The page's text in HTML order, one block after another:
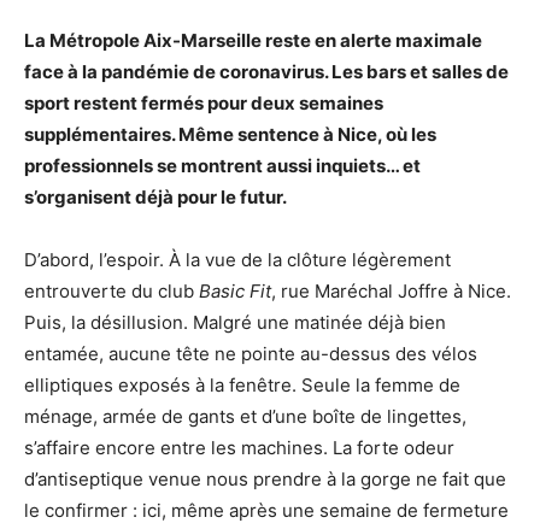
La Métropole Aix-Marseille reste en alerte maximale
face à la pandémie de coronavirus. Les bars et salles de
sport restent fermés pour deux semaines
supplémentaires. Même sentence à Nice, où les
professionnels se montrent aussi inquiets… et
s’organisent déjà pour le futur.
D’abord, l’espoir. À la vue de la clôture légèrement
entrouverte du club Basic Fit, rue Maréchal Joffre à Nice.
Puis, la désillusion. Malgré une matinée déjà bien
entamée, aucune tête ne pointe au-dessus des vélos
elliptiques exposés à la fenêtre. Seule la femme de
ménage, armée de gants et d’une boîte de lingettes,
s’affaire encore entre les machines. La forte odeur
d’antiseptique venue nous prendre à la gorge ne fait que
le confirmer : ici, même après une semaine de fermeture